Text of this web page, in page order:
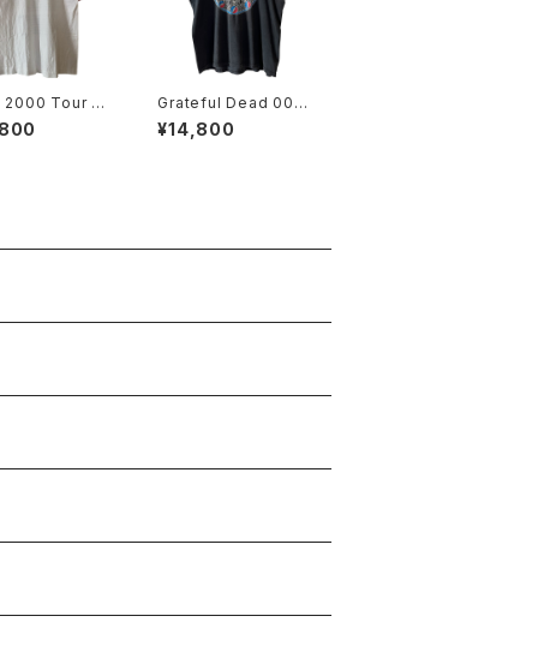
2000 Tour Ri
Tee
Grateful Dead 00s
Stealie Skeleton M
andala Band Tee
¥14,800